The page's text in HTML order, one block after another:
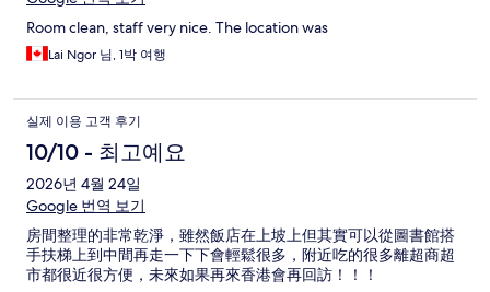
Room clean, staff very nice. The location was
Lai Ngor 님, 1박 여행
실제 이용 고객 후기
10/10 - 최고예요
2026년 4월 24일
Google 번역 보기
房間整理的非常乾淨，雖然飯店在上坡上但其實可以從圖書館搭
手扶梯上到中間再走一下下會輕鬆很多，附近吃的很多離超商超
市都很近很方便，未來如果再來香港會再回訪！！！